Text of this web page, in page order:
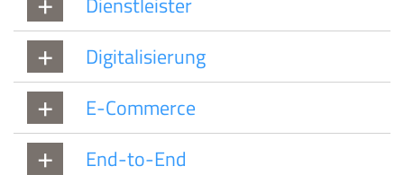
Digitalisierung
E-Commerce
End-to-End